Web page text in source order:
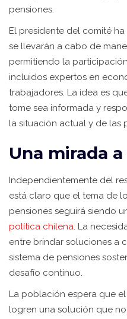
pensiones.
El presidente del comité
se llevarán a cabo de
permitiendo la
incluidos expertos en
trabajadores. La idea es
tome sea informada y
la situación actual y de las
Una mirada
Independientemente del
está claro que el tema de
pensiones seguirá siendo
política chilena. La
entre brindar soluciones a
sistema de pensiones
desafío continuo.
La población espera que
logren una solución que